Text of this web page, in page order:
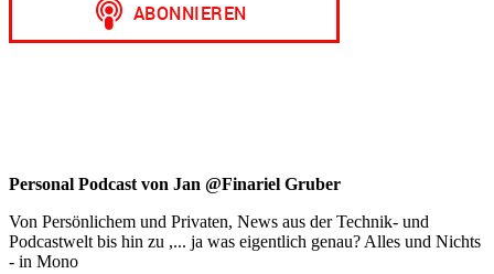
Personal Podcast von Jan @Finariel Gruber
Von Persönlichem und Privaten, News aus der Technik- und
Podcastwelt bis hin zu ,... ja was eigentlich genau? Alles und Nichts
- in Mono